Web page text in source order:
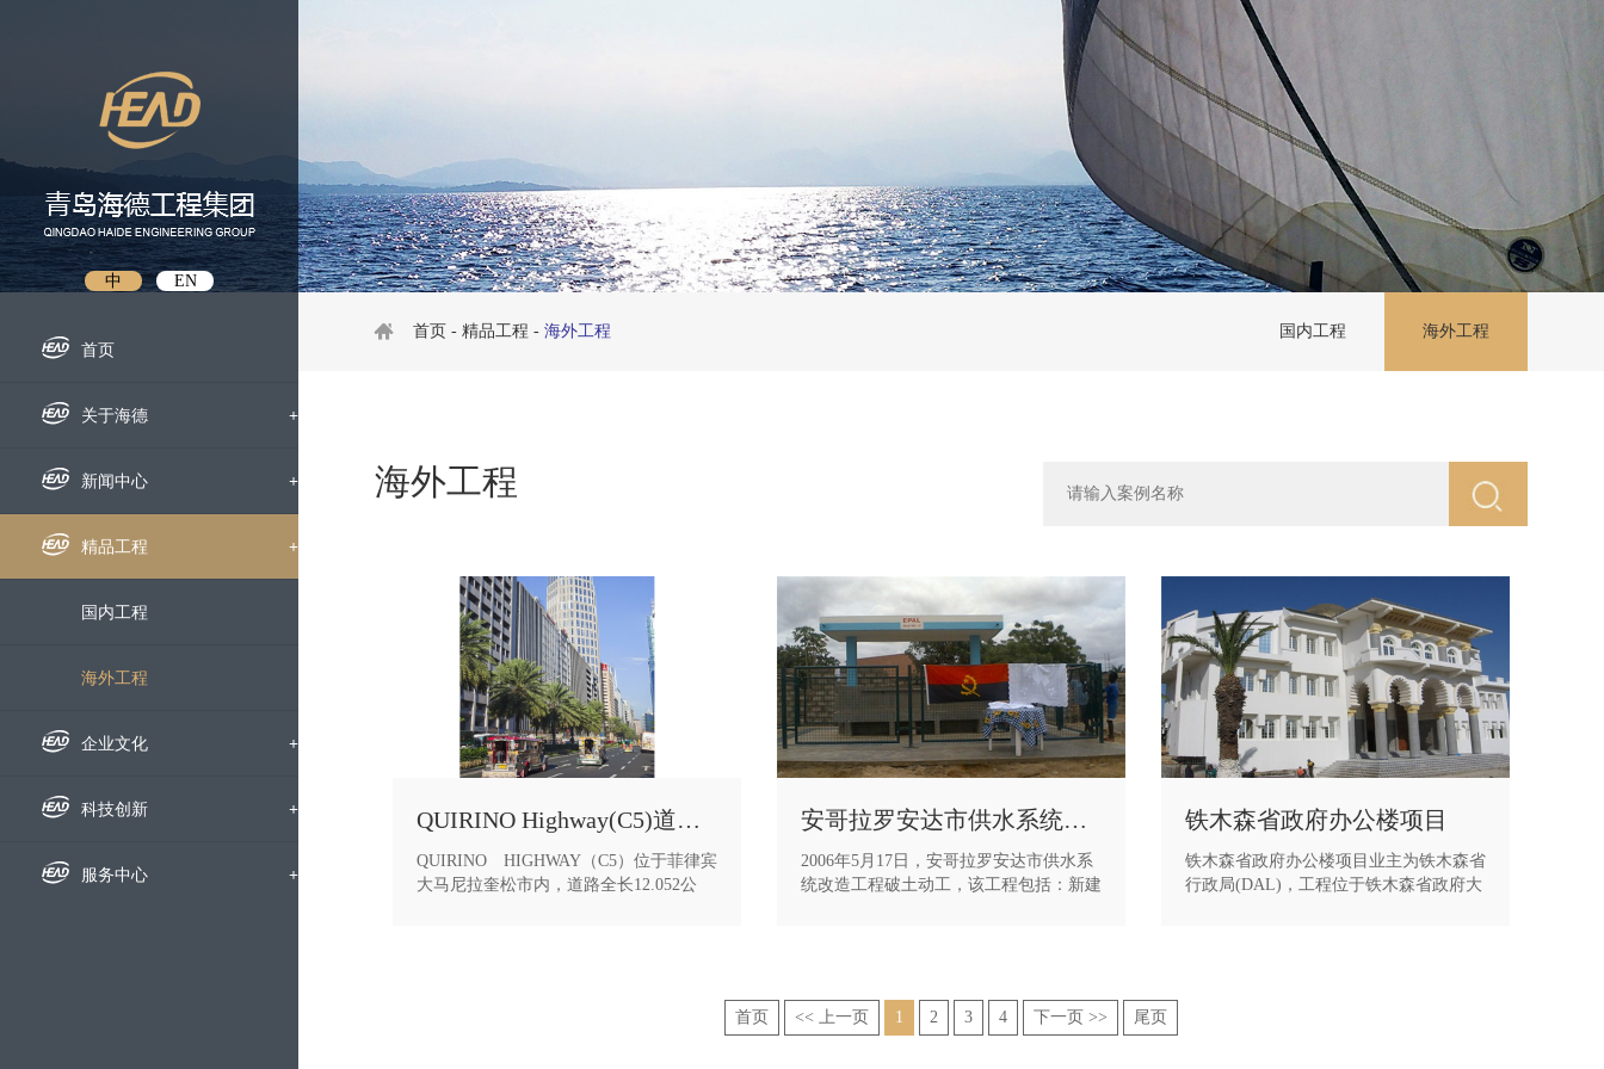
中 EN
首页
关于海德 +
企业概况
组织机构
下属公司
发展历程
荣誉资质
企业宣传片
新闻中心 +
企业新闻
通知公告
招标信息
媒体聚焦
精品工程 +
国内工程
海外工程
企业文化 +
企业文化
员工风采
科技创新 +
科研动态
服务中心 +
首页 - 精品工程 - 海外工程 国内工程 海外工程
海外工程
QUIRINO Highway(C5)道路工程
QUIRINO HIGHWAY（C5）位于菲律宾
大马尼拉奎松市内，道路全长12.052公
安哥拉罗安达市供水系统改造工程
2006年5月17日，安哥拉罗安达市供水系
统改造工程破土动工，该工程包括：新建
该工程作为安哥拉民生项目，受到当地政
府和民众的较大关注——中国驻安哥拉大
铁木森省政府办公楼项目
铁木森省政府办公楼项目业主为铁木森省
行政局(DAL)，工程位于铁木森省政府大
首页 << 上一页 1 2 3 4 下一页 >> 尾页